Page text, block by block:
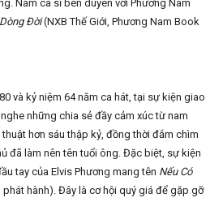
Nam ca sĩ bén duyên với Phương Nam
Dòng Đời(NXB Thế Giới, Phương Nam Book
và kỷ niệm 64 năm ca hát, tại sự kiện giao
những chia sẻ đầy cảm xúc từ nam
hơn sáu thập kỷ, đồng thời đắm chìm
đã làm nên tên tuổi ông. Đặc biệt, sự kiện
tay của Elvis Phương mang tên Nếu Có
phát hành). Đây là cơ hội quý giá để gặp gỡ